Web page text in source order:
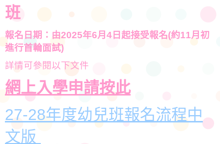
班
報名日期：由2025年6月4日起接受報名(約11月初
進行首輪面試)
詳情可參閱以下文件
網上入學申請按此
27-28年度幼兒班報名流程中
文版